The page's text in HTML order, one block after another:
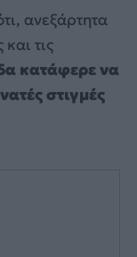
ανεξάρτητα
τις
κατάφερε να
στιγμές